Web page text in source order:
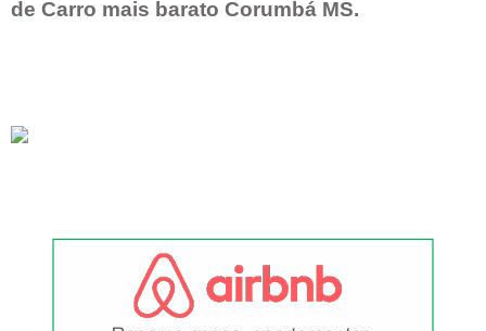
de Carro mais barato Corumbá MS.